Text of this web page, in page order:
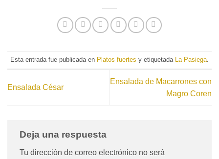
Esta entrada fue publicada en Platos fuertes y etiquetada La Pasiega
Ensalada César
Ensalada de Macarrones con
Magro Coren
Deja una respuesta
Tu dirección de correo electrónico no será